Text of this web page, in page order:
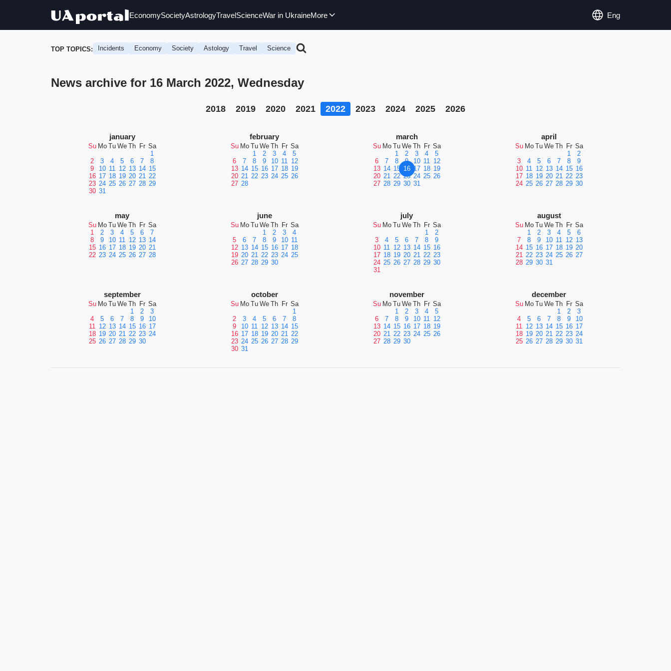
EconomySocietyAstrologyTravelScienceWar in UkraineMore Eng
TOP TOPICS: Incidents Economy Society Astology Travel Science
News archive for 16 March 2022, Wednesday
2018 2019 2020 2021 2022 2023 2024 2025 2026
january
Su Mo Tu We Th Fr Sa
1
2
3 4 5 6 7
8
9
10 11 12 13 14 15
16 17 18 19 20 21 22
23 24 25 26 27 28 29
30 31
february
Su Mo Tu We Th Fr Sa
1
2 3 4
5
6
7 8 9 10 11 12
13 14 15 16 17 18 19
20 21 22 23 24 25 26
27 28
march
Su Mo Tu We Th Fr Sa
1
2 3 4
5
6
7 8 9 10 11 12
13 14 15 16 17 18 19
20 21 22 23 24 25 26
27 28 29 30 31
april
Su Mo Tu We Th Fr Sa
1
2
3
4 5 6 7 8
9
10 11 12 13 14 15 16
17 18 19 20 21 22 23
24 25 26 27 28 29 30
may
Su Mo Tu We Th Fr Sa
1
2 3 4 5 6
7
8
9 10 11 12 13 14
15 16 17 18 19 20 21
22 23 24 25 26 27 28
june
Su Mo Tu We Th Fr Sa
1
2 3
4
5
6 7 8 9 10 11
12 13 14 15 16 17 18
19 20 21 22 23 24 25
26 27 28 29 30
july
Su Mo Tu We Th Fr Sa
1
2
3
4 5 6 7 8
9
10 11 12 13 14 15 16
17 18 19 20 21 22 23
24 25 26 27 28 29 30
31
august
Su Mo Tu We Th Fr Sa
1
2 3 4 5
6
7
8 9 10 11 12 13
14 15 16 17 18 19 20
21 22 23 24 25 26 27
28 29 30 31
september
Su Mo Tu We Th Fr Sa
1
2
3
4
5 6 7 8 9
10
11 12 13 14 15 16 17
18 19 20 21 22 23 24
25 26 27 28 29 30
october
Su Mo Tu We Th Fr Sa
1
2
3 4 5 6 7
8
9
10 11 12 13 14 15
16 17 18 19 20 21 22
23 24 25 26 27 28 29
30 31
november
Su Mo Tu We Th Fr Sa
1
2 3 4
5
6
7 8 9 10 11 12
13 14 15 16 17 18 19
20 21 22 23 24 25 26
27 28 29 30
december
Su Mo Tu We Th Fr Sa
1
2
3
4
5 6 7 8 9
10
11 12 13 14 15 16 17
18 19 20 21 22 23 24
25 26 27 28 29 30 31